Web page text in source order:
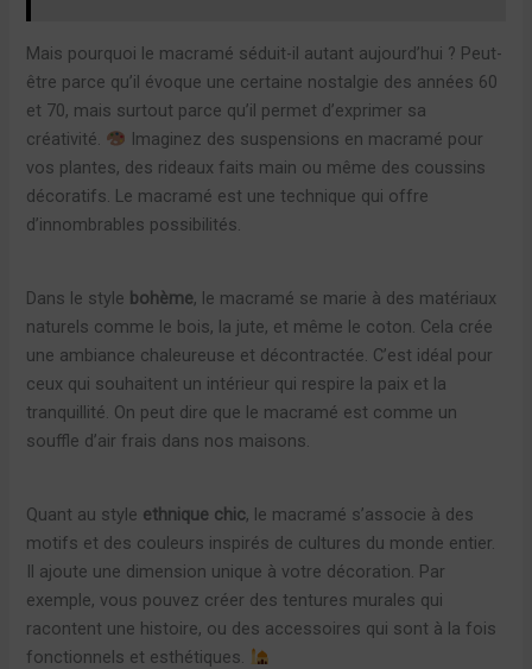
Mais pourquoi le macramé séduit-il autant aujourd’hui ? Peut-
être parce qu’il évoque une certaine nostalgie des années 60
et 70, mais surtout parce qu’il permet d’exprimer sa
créativité.
Imaginez des suspensions en macramé pour
vos plantes, des rideaux faits main ou même des coussins
décoratifs. Le macramé est une technique qui offre
d’innombrables possibilités.
Dans le style bohème, le macramé se marie à des matériaux
naturels comme le bois, la jute, et même le coton. Cela crée
une ambiance chaleureuse et décontractée. C’est idéal pour
ceux qui souhaitent un intérieur qui respire la paix et la
tranquillité. On peut dire que le macramé est comme un
souffle d’air frais dans nos maisons.
Quant au style ethnique chic, le macramé s’associe à des
motifs et des couleurs inspirés de cultures du monde entier.
Il ajoute une dimension unique à votre décoration. Par
exemple, vous pouvez créer des tentures murales qui
racontent une histoire, ou des accessoires qui sont à la fois
fonctionnels et esthétiques.